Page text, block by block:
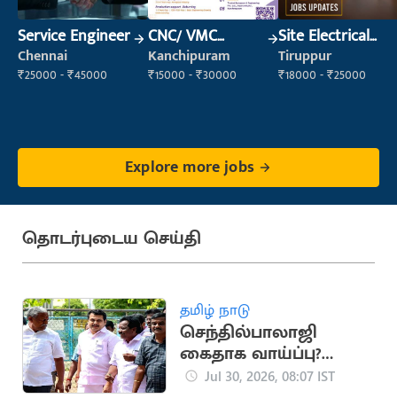
Service Engineer
Chennai
₹25000 - ₹45000
CNC/ VMC
Operator
Kanchipuram
₹15000 - ₹30000
Site Electrical
Engineer
Tiruppur
₹18000 - ₹25000
Explore more jobs
தொடர்புடைய செய்தி
தமிழ் நாடு
செந்தில்பாலாஜி
கைதாக வாய்ப்பு?
அவசர ஆலோசனை
Jul 30, 2026, 08:07 IST